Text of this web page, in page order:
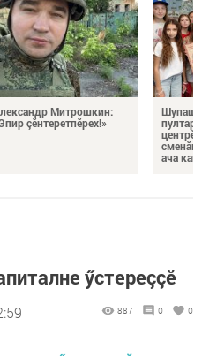
Митрошкин:
çӗнтеретпӗрех!»
ача
ӳстереççӗ
887 0 0